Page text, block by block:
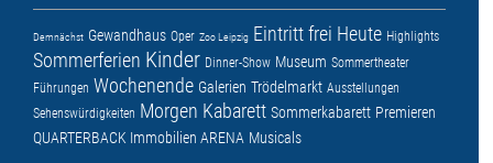
Demnächst Gewandhaus Oper Zoo Leipzig Eintritt frei Heute Highlights
Sommerferien Kinder Dinner-Show Museum Sommertheater
Führungen Wochenende Galerien Trödelmarkt Ausstellungen
Sehenswürdigkeiten Morgen Kabarett Sommerkabarett Premieren
QUARTERBACK Immobilien ARENA Musicals